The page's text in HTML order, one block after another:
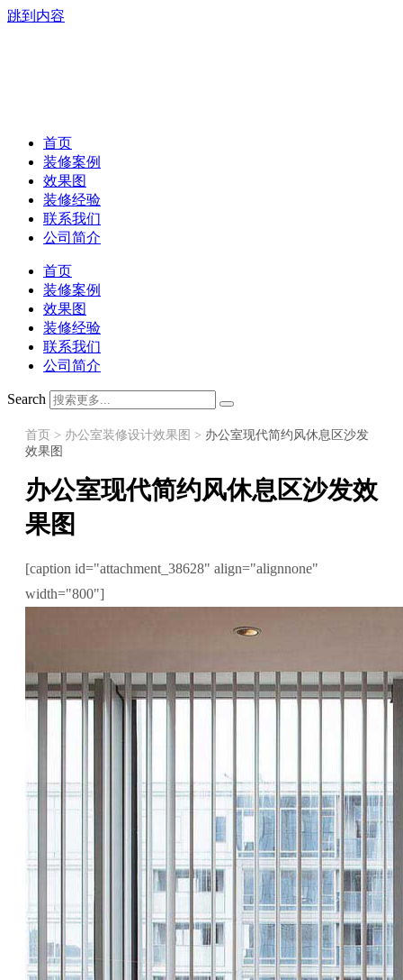
跳到内容
首页
装修案例
效果图
装修经验
联系我们
公司简介
首页
装修案例
效果图
装修经验
联系我们
公司简介
Search
首页 > 办公室装修设计效果图 > 办公室现代简约风休息区沙发
效果图
办公室现代简约风休息区沙发效
果图
[caption id="attachment_38628" align="alignnone"
width="800"]